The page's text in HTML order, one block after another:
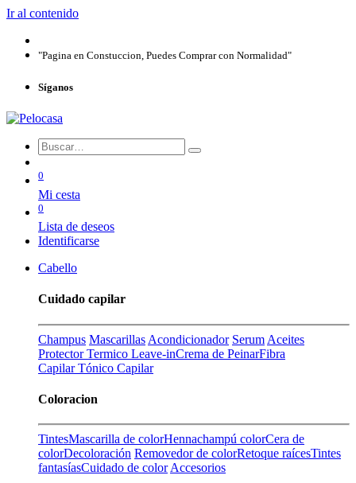
Ir al contenido
"Pagina en Constuccion, Puedes Comprar con Normalidad"
Síganos
0
Mi cesta
0
Lista de deseos
Identificarse
Cabello
Cuidado capilar
Champus Mascarillas Acondicionador Serum Aceites
Protector Termico Leave-inCrema de PeinarFibra
CapilarTónico Capilar
Coloracion
TintesMascarilla de colorHennachampú colorCera de
colorDecoloración Removedor de colorRetoque raícesTintes
fantasíasCuidado de color Accesorios